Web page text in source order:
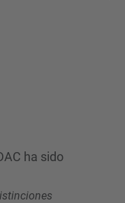
ha sido